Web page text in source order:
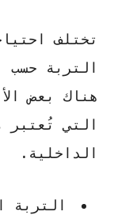
تختلف
التربة حسب
هناك بعض
التي تُعتبر
الداخلية.
التربة